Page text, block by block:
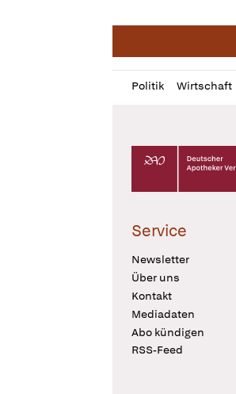
Politik Wirtschaft
Profil
öffnen
Daz
Pur
Deutscher
Service
Newsletter
Über uns
Kontakt
Mediadaten
Abo kündigen
RSS-Feed